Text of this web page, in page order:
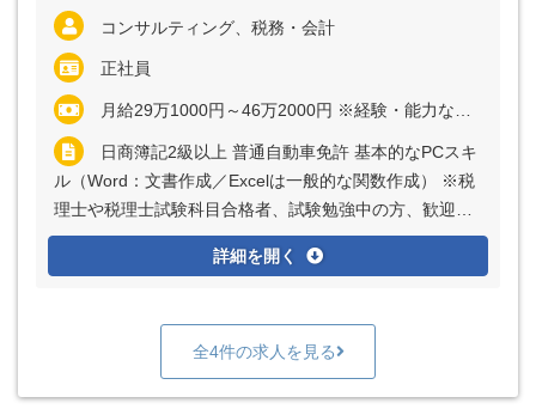
コンサルティング、税務・会計
正社員
月給29万1000円～46万2000円 ※経験・能力など考慮の上、決定いたします ※上記に固定残業代（月40時間分＝6万7000円～10万6000円）を含む ※超過分は別途全額支給
日商簿記2級以上 普通自動車免許 基本的なPCスキ
ル（Word：文書作成／Excelは一般的な関数作成） ※税
理士や税理士試験科目合格者、試験勉強中の方、歓迎し
ます
詳細を開く
全4件の求人を見る